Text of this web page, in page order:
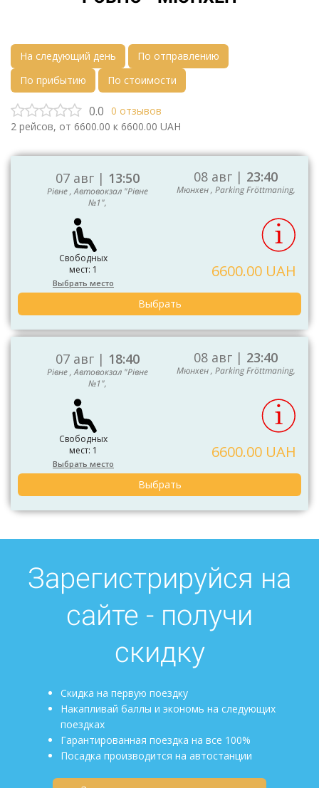
На следующий день
По отправлению
По прибытию
По стоимости
0.0 0 отзывов
2 рейсов, от 6600.00 к 6600.00 UAH
07 авг | 13:50
Рівне , Автовокзал "Рівне
№1",
08 авг | 23:40
Мюнхен , Parking Fröttmaning,
Свободных
мест: 1
Выбрать место
6600.00 UAH
Выбрать
07 авг | 18:40
Рівне , Автовокзал "Рівне
№1",
08 авг | 23:40
Мюнхен , Parking Fröttmaning,
Свободных
мест: 1
Выбрать место
6600.00 UAH
Выбрать
Зарегистрируйся на
сайте - получи
скидку
Скидка на первую поездку
Накапливай баллы и экономь на следующих
поездках
Гарантированная поездка на все 100%
Посадка производится на автостанции